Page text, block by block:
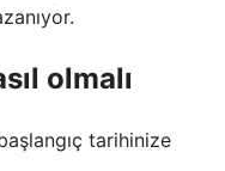
olmalı
tarihinize